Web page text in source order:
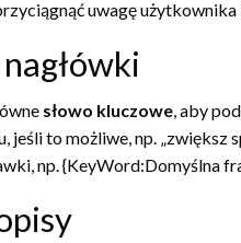
uwagę użytkownika
słowo kluczowe, aby
jeśli to możliwe, np. „zwiększ
np. {KeyWord:Domyślna